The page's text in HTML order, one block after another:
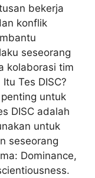
bekerja
konflik
seseorang
kolaborasi tim
Tes DISC?
untuk
DISC adalah
untuk
seseorang
Dominance,